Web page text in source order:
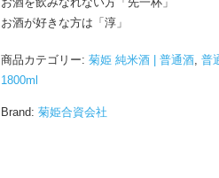
お酒が好きな方は「淳」
商品カテゴリー: 菊姫 純米酒 | 普通酒, 普
1800ml
Brand: 菊姫合資会社